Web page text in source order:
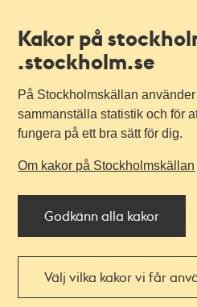
Kakor på
.stockholm.se
På Stockholmskällan
sammanställa statistik och för
fungera på ett bra sätt för dig.
Om kakor på Stockholmskällan
Godkänn alla kakor
Välj vilka kakor vi får